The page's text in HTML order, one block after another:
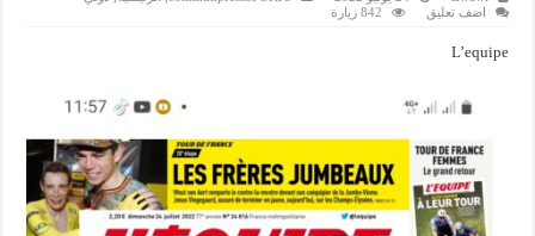
اضف تعليق
842 زيارة
L’equipe